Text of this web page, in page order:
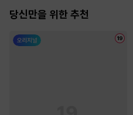
사랑꾼이 되었습니 니에게서 도망칠
당신만을 위한 추천